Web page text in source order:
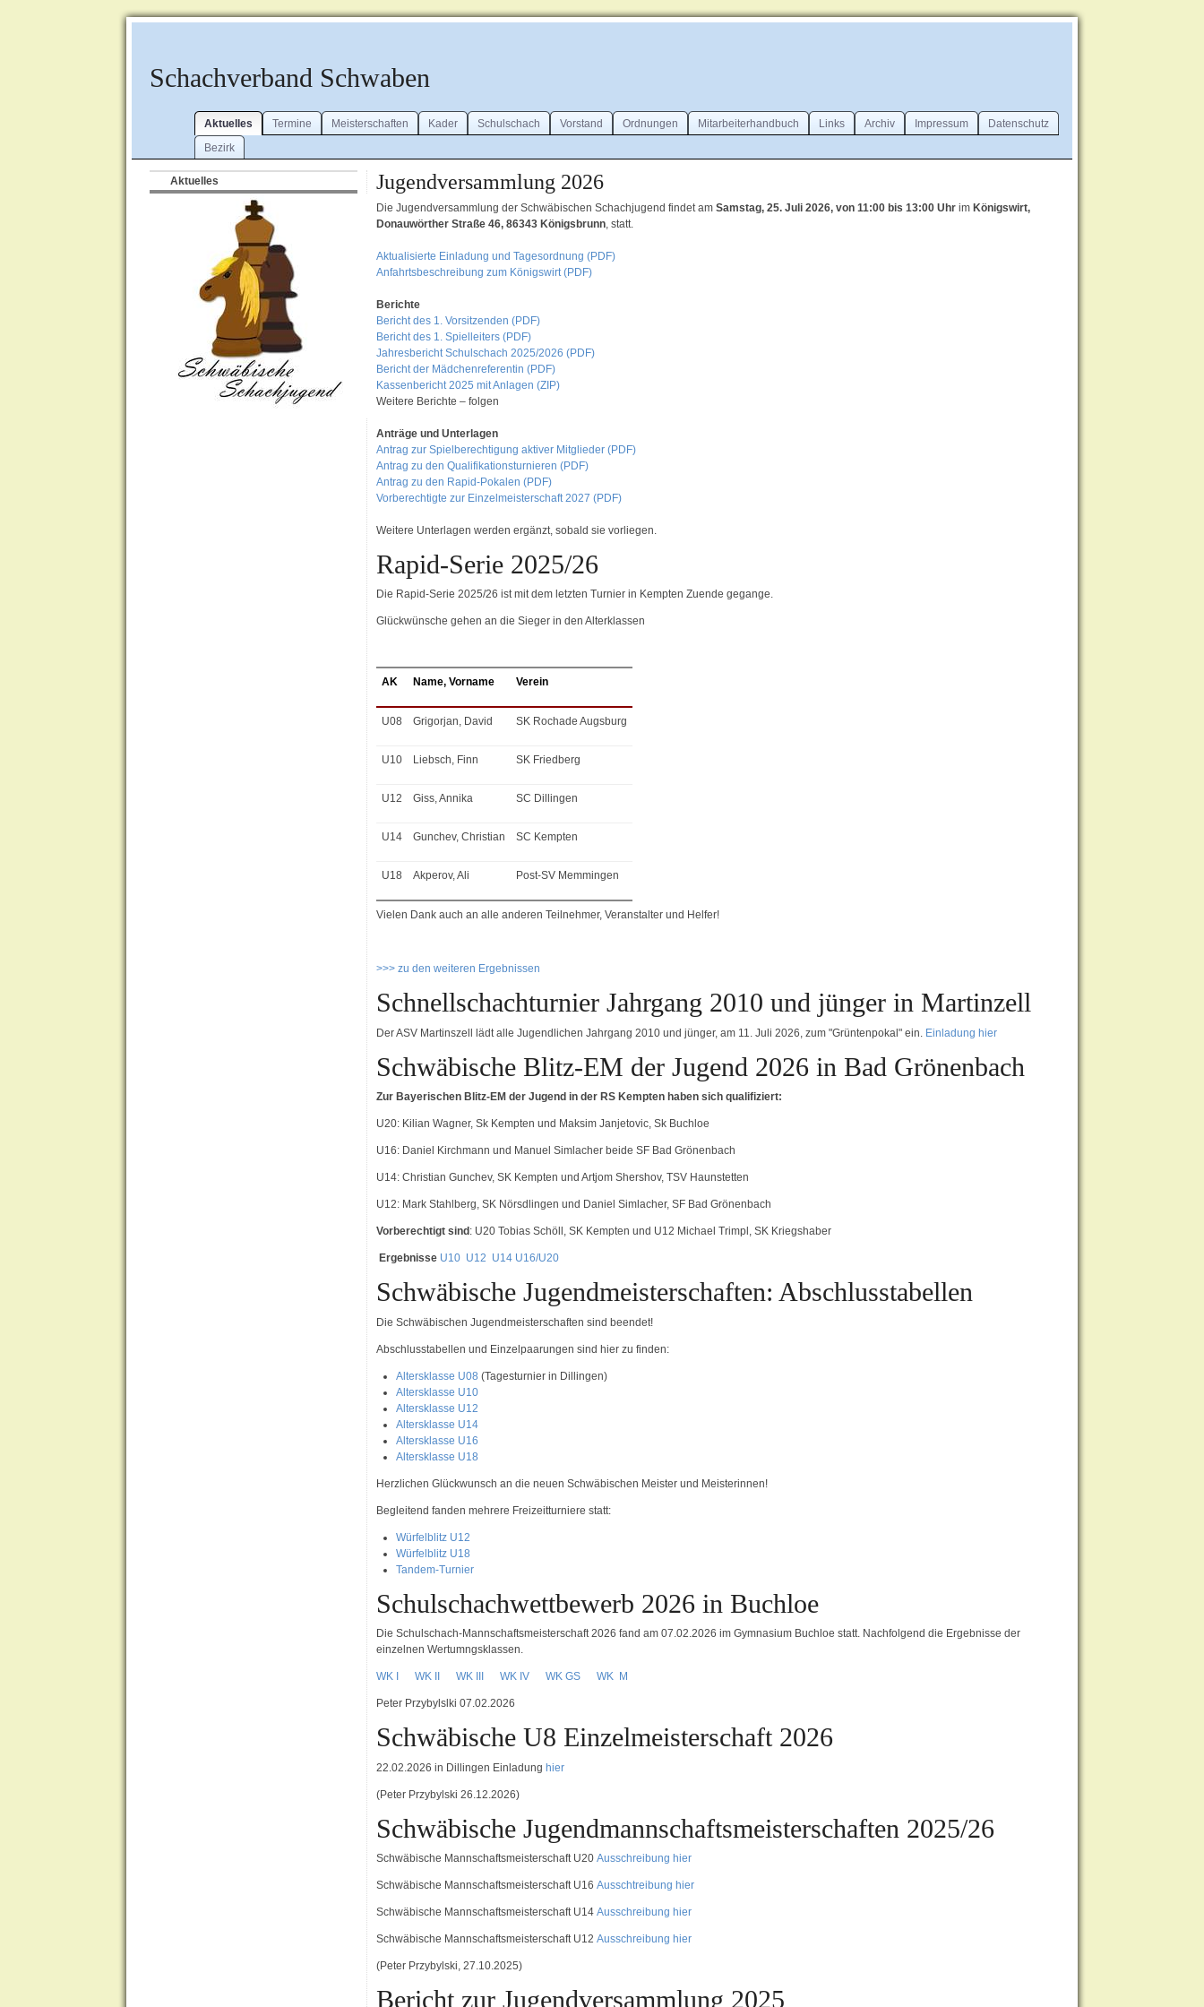
Schachverband Schwaben
Aktuelles Termine Meisterschaften Kader Schulschach Vorstand Ordnungen Mitarbeiterhandbuch Links Archiv Impressum
Datenschutz
Bezirk
Aktuelles Jugendversammlung 2026
Die Jugendversammlung der Schwäbischen Schachjugend findet amSamstag, 25. Juli 2026, von 11:00 bis 13:00 Uhr imKönigswirt,
Donauwörther Straße 46, 86343 Königsbrunn , statt.
Aktualisierte Einladung und Tagesordnung (PDF)
Anfahrtsbeschreibung zum Königswirt (PDF)
Berichte
Bericht des 1. Vorsitzenden (PDF)
Bericht des 1. Spielleiters (PDF)
Jahresbericht Schulschach 2025/2026 (PDF)
Bericht der Mädchenreferentin (PDF)
Kassenbericht 2025 mit Anlagen (ZIP)
Weitere Berichte – folgen
Anträge und Unterlagen
Antrag zur Spielberechtigung aktiver Mitglieder (PDF)
Antrag zu den Qualifikationsturnieren (PDF)
Antrag zu den Rapid-Pokalen (PDF)
Vorberechtigte zur Einzelmeisterschaft 2027 (PDF)
Weitere Unterlagen werden ergänzt, sobald sie vorliegen.
Rapid-Serie 2025/26
Die Rapid-Serie 2025/26 ist mit dem letzten Turnier in Kempten Zuende gegange.
Glückwünsche gehen an die Sieger in den Alterklassen
AK Name, Vorname Verein
U08 Grigorjan, David SK Rochade Augsburg
U10 Liebsch, Finn SK Friedberg
U12 Giss, Annika SC Dillingen
U14 Gunchev, Christian SC Kempten
U18 Akperov, Ali Post-SV Memmingen
Vielen Dank auch an alle anderen Teilnehmer, Veranstalter und Helfer!
>>> zu den weiteren Ergebnissen
Schnellschachturnier Jahrgang 2010 und jünger in Martinzell
Der ASV Martinszell lädt alle Jugendlichen Jahrgang 2010 und jünger, am 11. Juli 2026, zum "Grüntenpokal" ein. Einladung hier
Schwäbische Blitz-EM der Jugend 2026 in Bad Grönenbach
Zur Bayerischen Blitz-EM der Jugend in der RS Kempten haben sich qualifiziert:
U20: Kilian Wagner, Sk Kempten und Maksim Janjetovic, Sk Buchloe
U16: Daniel Kirchmann und Manuel Simlacher beide SF Bad Grönenbach
U14: Christian Gunchev, SK Kempten und Artjom Shershov, TSV Haunstetten
U12: Mark Stahlberg, SK Nörsdlingen und Daniel Simlacher, SF Bad Grönenbach
Vorberechtigt sind : U20 Tobias Schöll, SK Kempten und U12 Michael Trimpl, SK Kriegshaber
Ergebnisse U10 U12 U14 U16/U20
Schwäbische Jugendmeisterschaften: Abschlusstabellen
Die Schwäbischen Jugendmeisterschaften sind beendet!
Abschlusstabellen und Einzelpaarungen sind hier zu finden:
Altersklasse U08 (Tagesturnier in Dillingen)
Altersklasse U10
Altersklasse U12
Altersklasse U14
Altersklasse U16
Altersklasse U18
Herzlichen Glückwunsch an die neuen Schwäbischen Meister und Meisterinnen!
Begleitend fanden mehrere Freizeitturniere statt:
Würfelblitz U12
Würfelblitz U18
Tandem-Turnier
Schulschachwettbewerb 2026 in Buchloe
Die Schulschach-Mannschaftsmeisterschaft 2026 fand am 07.02.2026 im Gymnasium Buchloe statt. Nachfolgend die Ergebnisse der
einzelnen Wertumngsklassen.
WK I WK II WK III WK IV WK GSWK M
Peter Przybylslki 07.02.2026
Schwäbische U8 Einzelmeisterschaft 2026
22.02.2026 in Dillingen Einladunghier
(Peter Przybylski 26.12.2026)
Schwäbische Jugendmannschaftsmeisterschaften 2025/26
Schwäbische Mannschaftsmeisterschaft U20Ausschreibung hier
Schwäbische Mannschaftsmeisterschaft U16Ausschtreibung hier
Schwäbische Mannschaftsmeisterschaft U14Ausschreibung hier
Schwäbische Mannschaftsmeisterschaft U12Ausschreibung hier
(Peter Przybylski, 27.10.2025)
Bericht zur Jugendversammlung 2025